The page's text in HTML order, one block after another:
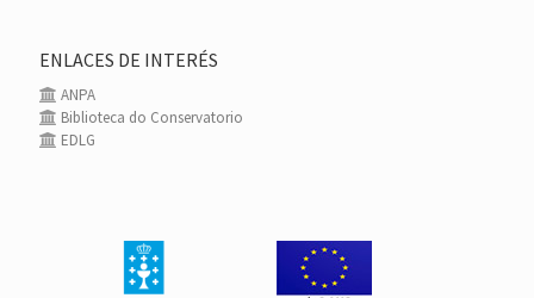
ENLACES DE INTERÉS
ANPA
Biblioteca do Conservatorio
EDLG